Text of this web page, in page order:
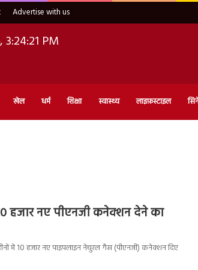
Advertise with us
PM
खेल धर्म शिक्षा स्वास्थ्य लाइफ़स्टाइल
हजार नए पीएनजी कनेक्शन देने का
में 10 हजार नए पाइपलाइन नेचुरल गैस (पीएनजी) कनेक्शन दिए